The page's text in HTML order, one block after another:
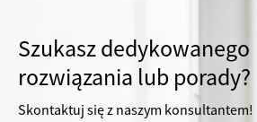
Szukasz dedykowanego
rozwiązania lub porady?
Skontaktuj się z naszym konsultantem!